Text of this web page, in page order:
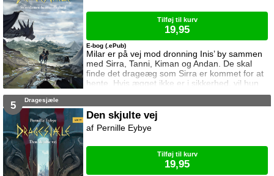
Milar er på vej mod dronning Inis’ by sammen
med Sirra, Tanni, Kiman og Andan. De skal
finde det drageæg som Sirra er kommet for at
hente. Hvis ægget ikke er i sikkerhed, vil hun
ikke hjælpe dem. Rejsen er ikke uden farer, og
og sine venner.
E-bog (.ePub)
Tilføj til kurv
19,95
5 Dragesjæle
Den skjulte vej
Pernille Eybye
Tilføj til kurv
19,95